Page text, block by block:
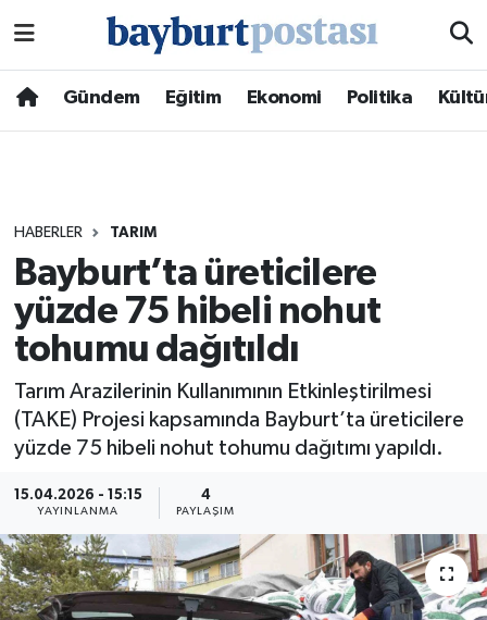
Gündem Eğitim Ekonomi Politika
HABERLER TARIM
Bayburt’ta üreticilere
yüzde 75 hibeli nohut
tohumu dağıtıldı
Tarım Arazilerinin Kullanımının Etkinleştirilmesi
(TAKE) Projesi kapsamında Bayburt’ta üreticilere
yüzde 75 hibeli nohut tohumu dağıtımı yapıldı.
15.04.2026 - 15:15
YAYINLANMA
4
PAYLAŞIM
Hava Durumu
Süper Lig Puan Durumu ve Fikstür
Tüm Manşetler
Son Dakika Haberleri